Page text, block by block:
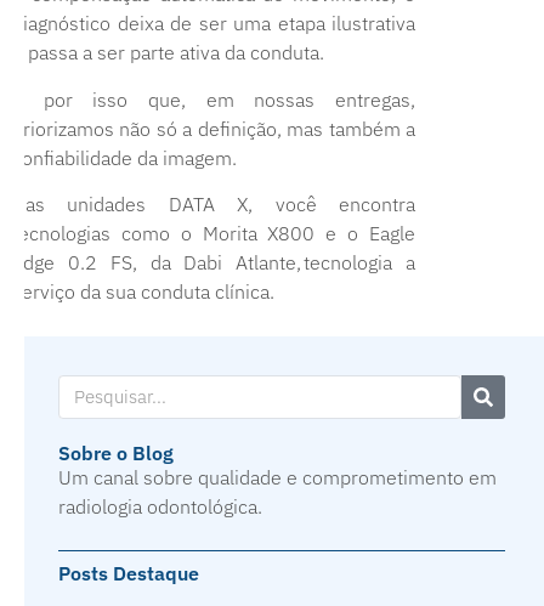
diagnóstico deixa de ser uma etapa ilustrativa
e passa a ser parte ativa da conduta.
É por isso que, em nossas entregas,
priorizamos não só a definição, mas também a
confiabilidade da imagem.
Nas unidades DATA X, você encontra
tecnologias como o Morita X800 e o Eagle
Edge 0.2 FS, da Dabi Atlante, tecnologia a
serviço da sua conduta clínica.
Sobre o Blog
Um canal sobre qualidade e comprometimento em
radiologia odontológica.
Posts Destaque